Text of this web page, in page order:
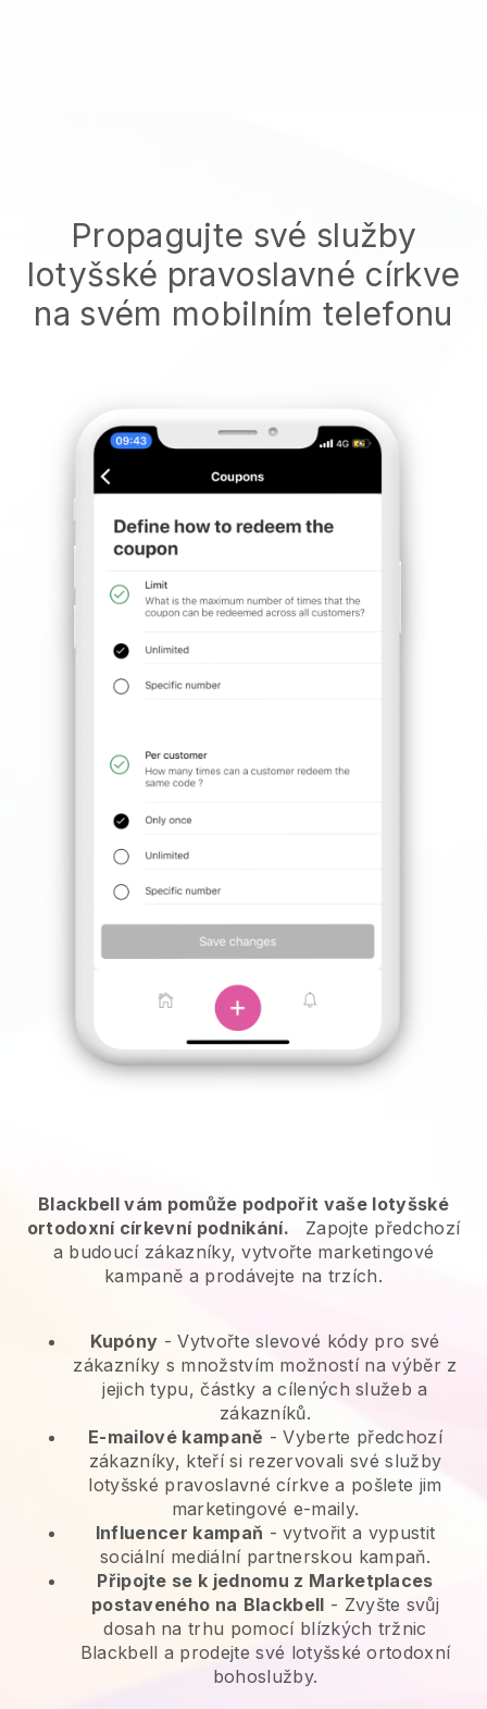
Propagujte své služby
lotyšské pravoslavné církve
na svém mobilním telefonu
Blackbell vám pomůže podpořit vaše lotyšské
ortodoxní církevní podnikání.
Zapojte předchozí
a budoucí zákazníky, vytvořte marketingové
kampaně a prodávejte na trzích.
Kupóny - Vytvořte slevové kódy pro své
zákazníky s množstvím možností na výběr z
jejich typu, částky a cílených služeb a
zákazníků.
E-mailové kampaně -Vyberte předchozí
zákazníky, kteří si rezervovali své služby
lotyšské pravoslavné církve a pošlete jim
marketingové e-maily.
Influencer kampaň - vytvořit a vypustit
sociální mediální partnerskou kampaň.
Připojte se k jednomu z Marketplaces
postaveného na Blackbell - Zvyšte svůj
dosah na trhu pomocí blízkých tržnic
Blackbell a prodejte své lotyšské ortodoxní
bohoslužby.